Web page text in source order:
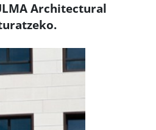
Architectural